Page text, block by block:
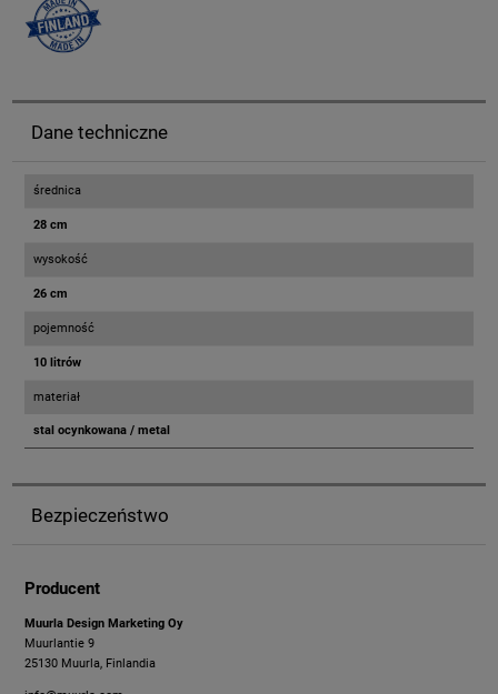
Dane techniczne
średnica
28 cm
wysokość
26 cm
pojemność
10 litrów
materiał
stal ocynkowana / metal
Bezpieczeństwo
Producent
Muurla Design Marketing Oy
Muurlantie 9
25130 Muurla, Finlandia